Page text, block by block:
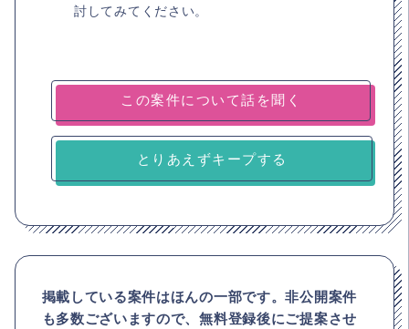
討してみてください。
とりあえずキープする
掲載している案件はほんの一部です。非公開案件
も多数ございますので、無料登録後にご提案させ